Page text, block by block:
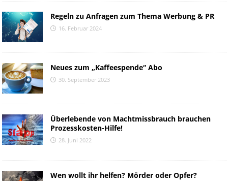
Regeln zu Anfragen zum Thema Werbung & PR
16. Februar 2024
Neues zum „Kaffeespende“ Abo
30. September 2023
Überlebende von Machtmissbrauch brauchen
Prozesskosten-Hilfe!
28. Juni 2022
Wen wollt ihr helfen? Mörder oder Opfer?